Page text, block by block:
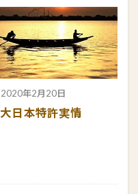
2020年2月20日
大日本特許実情